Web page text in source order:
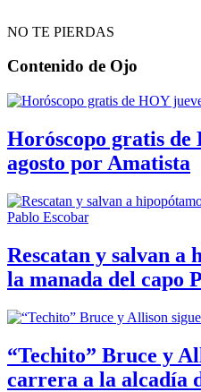
NO TE PIERDAS
Contenido de Ojo
Horóscopo gratis de
agosto por Amatista
Rescatan y salvan a
la manada del capo
“Techito” Bruce y
carrera a la alcadía